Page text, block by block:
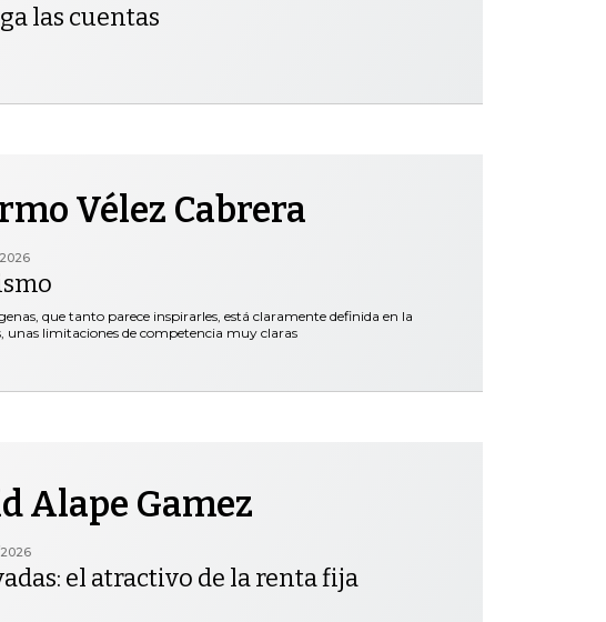
las cuentas
Vélez Cabrera
que tanto parece inspirarles, está claramente definida en la
unas limitaciones de competencia muy claras
Alape Gamez
el atractivo de la renta fija